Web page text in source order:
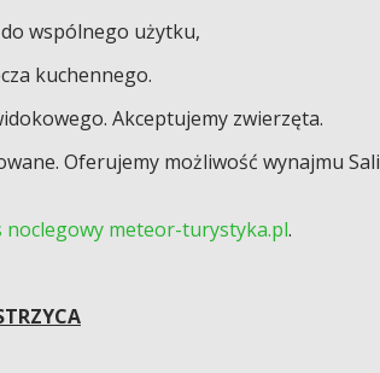
wspólnego użytku,
kuchennego.
Akceptujemy zwierzęta.
Oferujemy możliwość wynajmu Sali
noclegowy meteor-turystyka.pl.